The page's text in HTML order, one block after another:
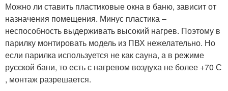
Можно ли ставить пластиковые окна в баню, зависит от
назначения помещения. Минус пластика –
неспособность выдерживать высокий нагрев. Поэтому в
парилку монтировать модель из ПВХ нежелательно. Но
если парилка используется не как сауна, а в режиме
русской бани, то есть с нагревом воздуха не более +70 С
, монтаж разрешается.